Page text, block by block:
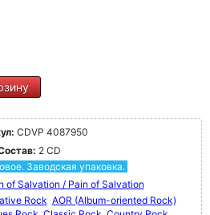
CDVP 4087950
2 CD
Заводская упаковка.
of Salvation / Pain of Salvation
Rock AOR (Album-oriented Rock)